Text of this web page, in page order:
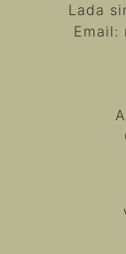
Lada
Email: